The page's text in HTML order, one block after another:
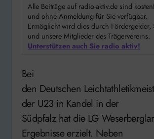
Alle Beiträge auf radio-aktiv.de sind
und ohne Anmeldung für Sie verfügbar.
Ermöglicht wird dies durch Fördergelder,
und unsere Mitglieder des Trägervereins.
Unterstützen auch Sie radio aktiv!
Bei
den Deutschen
der U23 in Kandel in der
Südpfalz hat die LG
Ergebnisse erzielt. Neben